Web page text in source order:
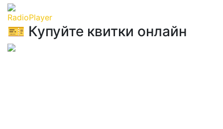
RadioPlayer
🎫 Купуйте квитки онлайн